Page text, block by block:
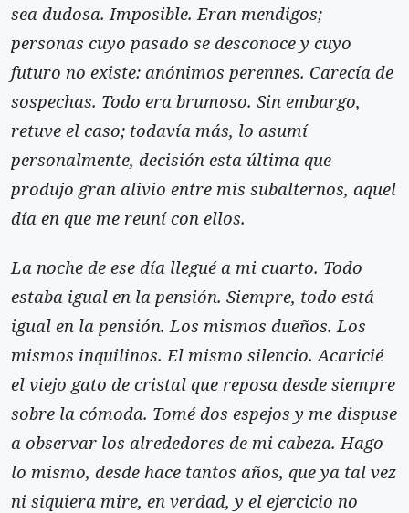
sea dudosa. Imposible. Eran mendigos;
personas cuyo pasado se desconoce y cuyo
futuro no existe: anónimos perennes. Carecía de
sospechas. Todo era brumoso. Sin embargo,
retuve el caso; todavía más, lo asumí
personalmente, decisión esta última que
produjo gran alivio entre mis subalternos, aquel
día en que me reuní con ellos.
La noche de ese día llegué a mi cuarto. Todo
estaba igual en la pensión. Siempre, todo está
igual en la pensión. Los mismos dueños. Los
mismos inquilinos. El mismo silencio. Acaricié
el viejo gato de cristal que reposa desde siempre
sobre la cómoda. Tomé dos espejos y me dispuse
a observar los alrededores de mi cabeza. Hago
lo mismo, desde hace tantos años, que ya tal vez
ni siquiera mire, en verdad, y el ejercicio no